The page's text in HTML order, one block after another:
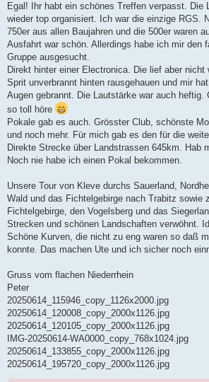
Egal! Ihr habt ein schönes Treffen verpasst. Die
wieder top organisiert. Ich war die einzige RGS.
750er aus allen Baujahren und die 500er waren
Ausfahrt war schön. Allerdings habe ich mir den
Gruppe ausgesucht.
Direkt hinter einer Electronica. Die lief aber
Sprit unverbrannt hinten rausgehauen und mir
Augen gebrannt. Die Lautstärke war auch heftig.
so toll höre
Pokale gab es auch. Grösster Club, schönste
und noch mehr. Für mich gab es den für die
Direkte Strecke über Landstrassen 645km. Hab
Noch nie habe ich einen Pokal bekommen.
Unsere Tour von Kleve durchs Sauerland,
Wald und das Fichtelgebirge nach Trabitz sowie
Fichtelgebirge, den Vogelsberg und das
Strecken und schönen Landschaften verwöhnt.
Schöne Kurven, die nicht zu eng waren so daß
konnte. Das machen Ute und ich sicher noch
Gruss vom flachen Niederrhein
Peter
20250614_115946_copy_1126x2000.jpg
20250614_120008_copy_2000x1126.jpg
20250614_120105_copy_2000x1126.jpg
IMG-20250614-WA0000_copy_768x1024.jpg
20250614_133855_copy_2000x1126.jpg
20250614_195720_copy_2000x1126.jpg